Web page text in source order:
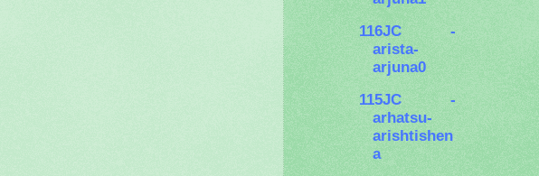
116JC -
arista-
arjuna0
115JC -
arhatsu-
arishtishen
a